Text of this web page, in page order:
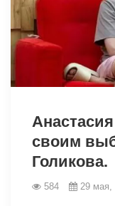
1809
своим
Голикова.
584 29 мая,